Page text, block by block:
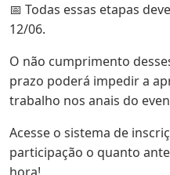
📅 Todas essas etapas
12/06.
O não cumprimento
prazo poderá impedir a
trabalho nos anais do
Acesse o sistema de
participação o quanto